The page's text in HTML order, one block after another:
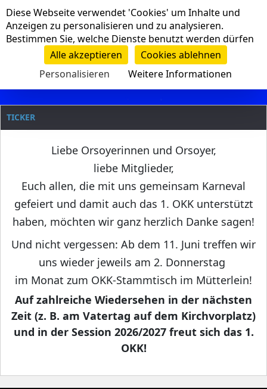
Navigation
Clanname
TICKER
Liebe Orsoyerinnen und Orsoyer,
liebe Mitglieder,
Euch allen, die mit uns gemeinsam Karneval
gefeiert und damit auch das 1. OKK unterstützt
haben, möchten wir ganz herzlich Danke sagen!
Und nicht vergessen: Ab dem 11. Juni treffen wir
uns wieder jeweils am 2. Donnerstag
im Monat zum OKK-Stammtisch im Mütterlein!
Auf zahlreiche Wiedersehen in der nächsten
Zeit (z. B. am Vatertag auf dem Kirchvorplatz)
und in der Session 2026/2027 freut sich das 1.
OKK!
Cookie-Einstellungen
Diese Webseite verwendet 'Cookies' um Inhalte und
Anzeigen zu personalisieren und zu analysieren.
Bestimmen Sie, welche Dienste benutzt werden dürfen
Alle akzeptieren
Cookies ablehnen
Personalisieren
Weitere Informationen